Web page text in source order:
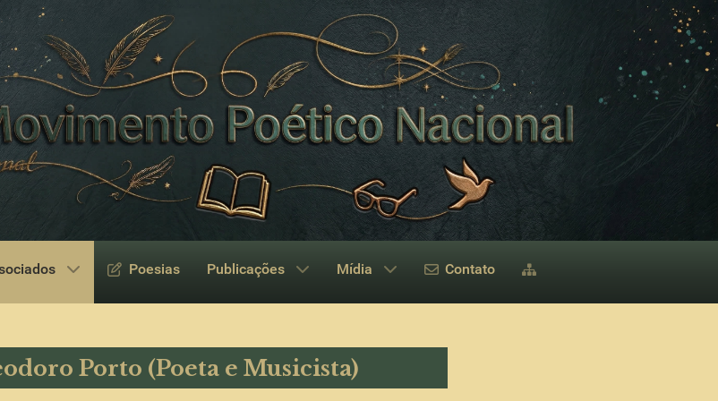
Poesias Publicações Mídia Contato
Porto (Poeta e Musicista)